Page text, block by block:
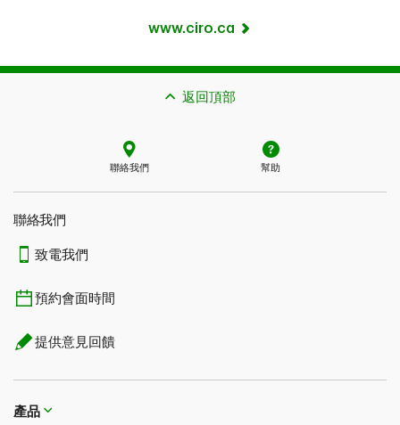
www.ciro.ca
返回頂部
聯絡我們 幫助
聯絡我們
致電我們
預約會面時間
提供意見回饋
產品